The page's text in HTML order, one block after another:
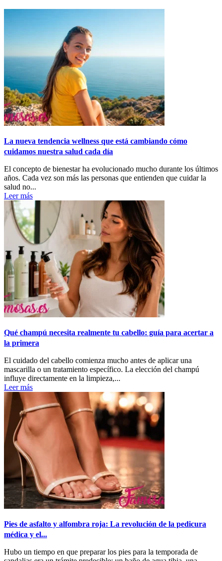
La nueva tendencia wellness que está cambiando cómo
cuidamos nuestra salud cada día
El concepto de bienestar ha evolucionado mucho durante los últimos
años. Cada vez son más las personas que entienden que cuidar la
salud no...
Leer más
Qué champú necesita realmente tu cabello: guía para acertar a
la primera
El cuidado del cabello comienza mucho antes de aplicar una
mascarilla o un tratamiento específico. La elección del champú
influye directamente en la limpieza,...
Leer más
Pies de asfalto y alfombra roja: La revolución de la pedicura
médica y el...
Hubo un tiempo en que preparar los pies para la temporada de